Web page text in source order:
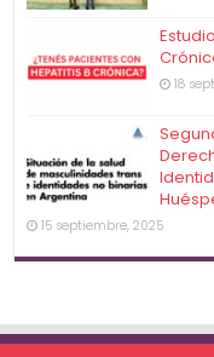
18
15 septiembre, 2025